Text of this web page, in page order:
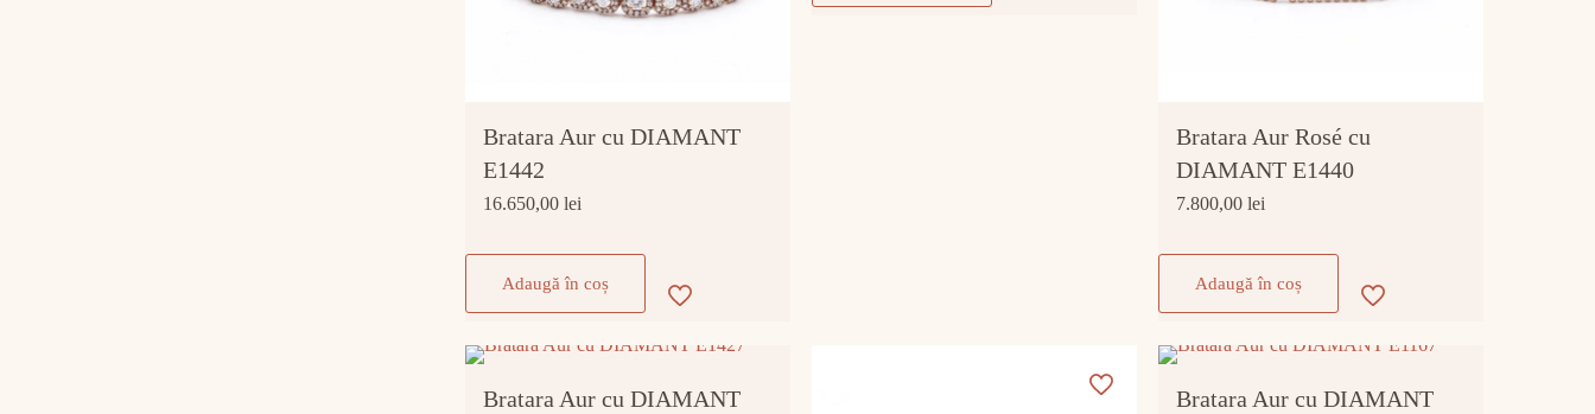
Bratara Aur cu DIAMANT
E1442
16.650,00 lei
Adaugă în coș
Bratara Aur Rosé cu
DIAMANT E1440
7.800,00 lei
Adaugă în coș
Bratara Aur cu DIAMANT
Bratara Aur cu DIAMANT